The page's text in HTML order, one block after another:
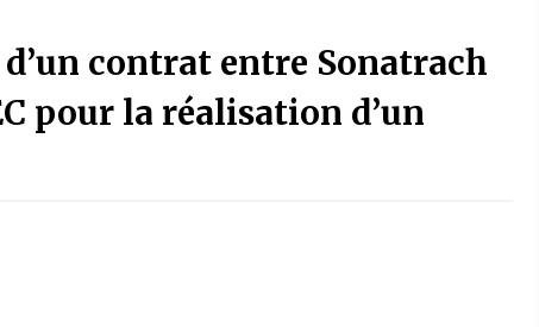
Quand on va vite
contrat entre Sonatrach
pour la réalisation d’un